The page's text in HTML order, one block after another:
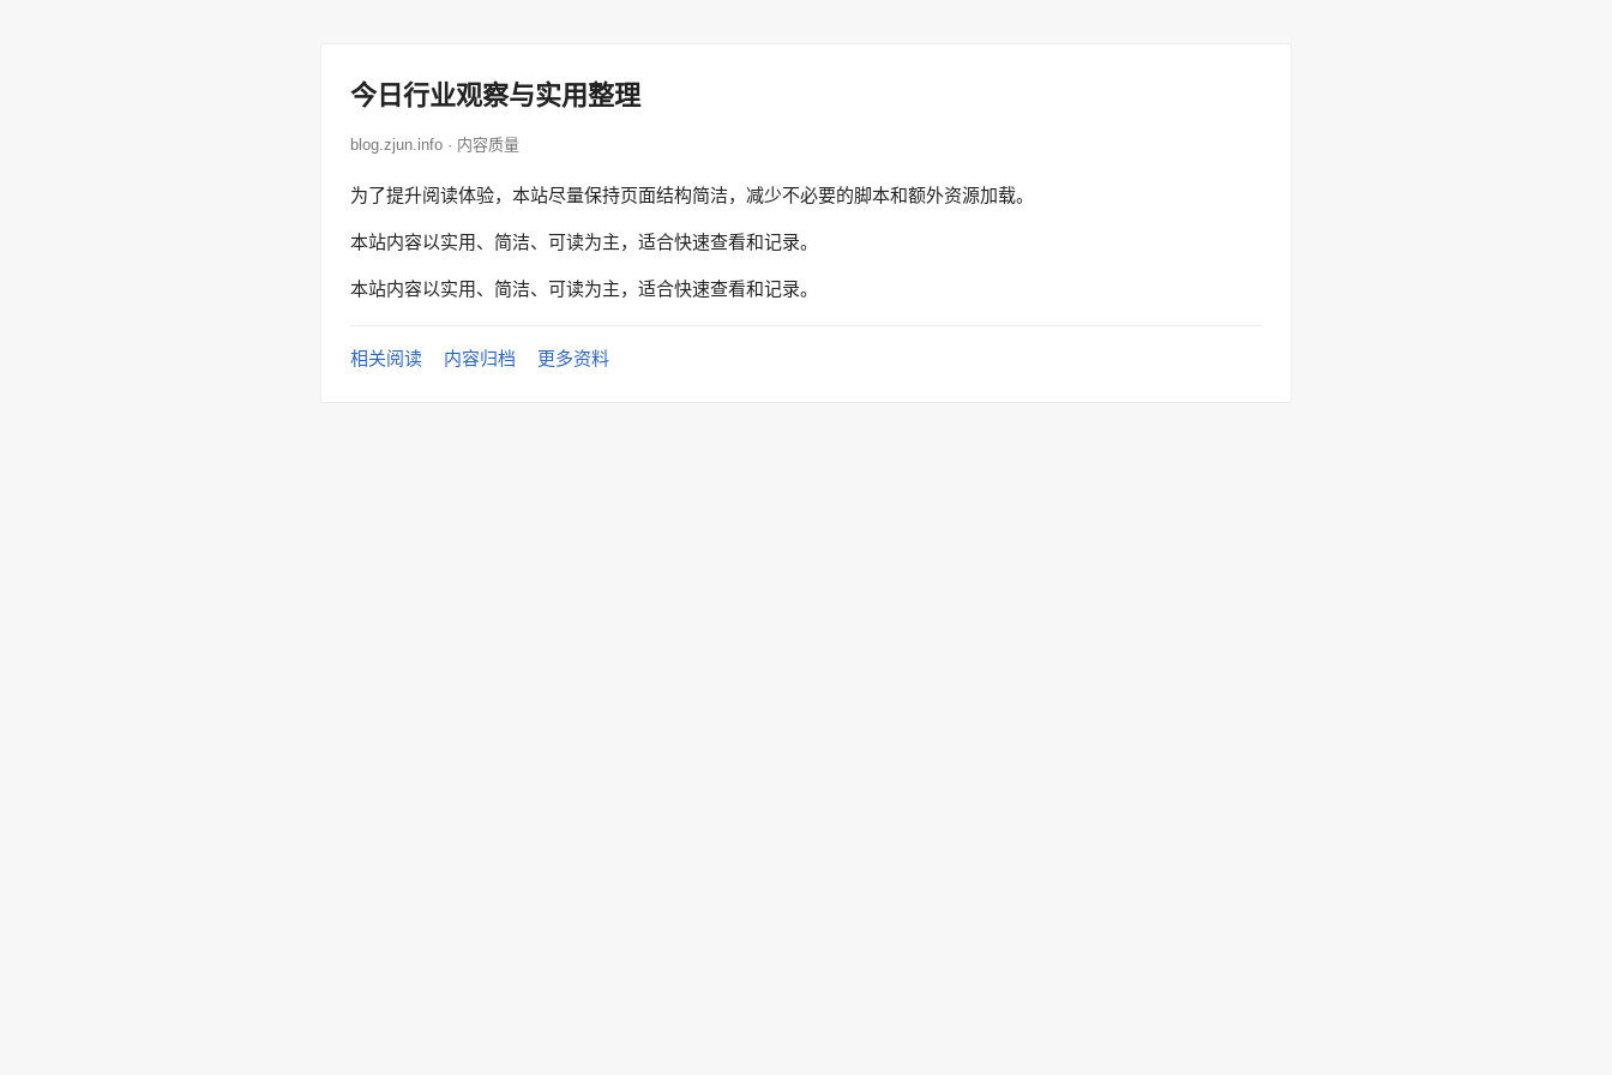
今日行业观察与实用整理
blog.zjun.info · 内容质量
为了提升阅读体验，本站尽量保持页面结构简洁，减少不必要的脚本和额外资源加载。
本站内容以实用、简洁、可读为主，适合快速查看和记录。
本站内容以实用、简洁、可读为主，适合快速查看和记录。
相关阅读 内容归档 更多资料